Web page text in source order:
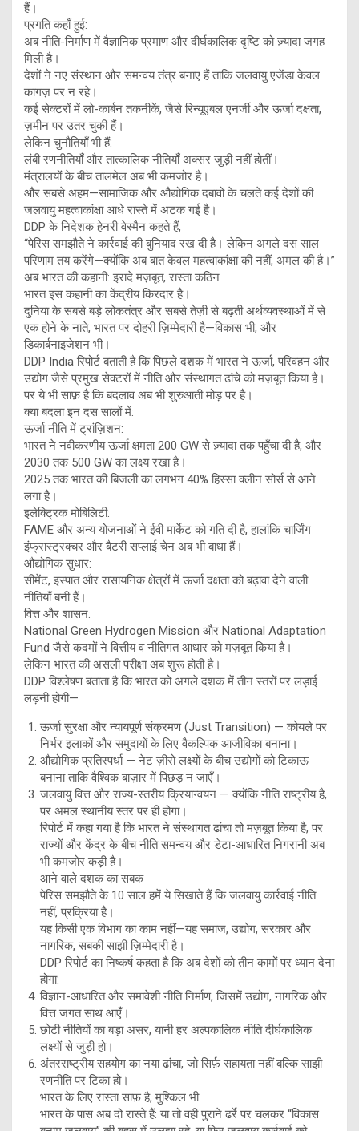
हैं।
प्रगति कहाँ हुई:
अब नीति-निर्माण में वैज्ञानिक प्रमाण और दीर्घकालिक दृष्टि को ज़्यादा जगह
मिली है।
देशों ने नए संस्थान और समन्वय तंत्र बनाए हैं ताकि जलवायु एजेंडा केवल
कागज़ पर न रहे।
कई सेक्टरों में लो-कार्बन तकनीकें, जैसे रिन्यूएबल एनर्जी और ऊर्जा दक्षता,
ज़मीन पर उतर चुकी हैं।
लेकिन चुनौतियाँ भी हैं:
लंबी रणनीतियाँ और तात्कालिक नीतियाँ अक्सर जुड़ी नहीं होतीं।
मंत्रालयों के बीच तालमेल अब भी कमजोर है।
और सबसे अहम—सामाजिक और औद्योगिक दबावों के चलते कई देशों की
जलवायु महत्वाकांक्षा आधे रास्ते में अटक गई है।
DDP के निदेशक हेनरी वेस्मैन कहते हैं,
“पेरिस समझौते ने कार्रवाई की बुनियाद रख दी है। लेकिन अगले दस साल
परिणाम तय करेंगे—क्योंकि अब बात केवल महत्वाकांक्षा की नहीं, अमल की है।”
अब भारत की कहानी: इरादे मज़बूत, रास्ता कठिन
भारत इस कहानी का केंद्रीय किरदार है।
दुनिया के सबसे बड़े लोकतंत्र और सबसे तेज़ी से बढ़ती अर्थव्यवस्थाओं में से
एक होने के नाते, भारत पर दोहरी ज़िम्मेदारी है—विकास भी, और
डिकार्बनाइजेशन भी।
DDP India रिपोर्ट बताती है कि पिछले दशक में भारत ने ऊर्जा, परिवहन और
उद्योग जैसे प्रमुख सेक्टरों में नीति और संस्थागत ढांचे को मज़बूत किया है।
पर ये भी साफ़ है कि बदलाव अब भी शुरुआती मोड़ पर है।
क्या बदला इन दस सालों में:
ऊर्जा नीति में ट्रांज़िशन:
भारत ने नवीकरणीय ऊर्जा क्षमता 200 GW से ज़्यादा तक पहुँचा दी है, और
2030 तक 500 GW का लक्ष्य रखा है।
2025 तक भारत की बिजली का लगभग 40% हिस्सा क्लीन सोर्स से आने
लगा है।
इलेक्ट्रिक मोबिलिटी:
FAME और अन्य योजनाओं ने ईवी मार्केट को गति दी है, हालांकि चार्जिंग
इंफ्रास्ट्रक्चर और बैटरी सप्लाई चेन अब भी बाधा हैं।
औद्योगिक सुधार:
सीमेंट, इस्पात और रासायनिक क्षेत्रों में ऊर्जा दक्षता को बढ़ावा देने वाली
नीतियाँ बनी हैं।
वित्त और शासन:
National Green Hydrogen Mission और National Adaptation
Fund जैसे कदमों ने वित्तीय व नीतिगत आधार को मज़बूत किया है।
लेकिन भारत की असली परीक्षा अब शुरू होती है।
DDP विश्लेषण बताता है कि भारत को अगले दशक में तीन स्तरों पर लड़ाई
लड़नी होगी—
ऊर्जा सुरक्षा और न्यायपूर्ण संक्रमण (Just Transition) — कोयले पर
निर्भर इलाकों और समुदायों के लिए वैकल्पिक आजीविका बनाना।
औद्योगिक प्रतिस्पर्धा — नेट ज़ीरो लक्ष्यों के बीच उद्योगों को टिकाऊ
बनाना ताकि वैश्विक बाज़ार में पिछड़ न जाएँ।
जलवायु वित्त और राज्य-स्तरीय क्रियान्वयन — क्योंकि नीति राष्ट्रीय है,
पर अमल स्थानीय स्तर पर ही होगा।
रिपोर्ट में कहा गया है कि भारत ने संस्थागत ढांचा तो मज़बूत किया है, पर
राज्यों और केंद्र के बीच नीति समन्वय और डेटा-आधारित निगरानी अब
भी कमजोर कड़ी है।
आने वाले दशक का सबक
पेरिस समझौते के 10 साल हमें ये सिखाते हैं कि जलवायु कार्रवाई नीति
नहीं, प्रक्रिया है।
यह किसी एक विभाग का काम नहीं—यह समाज, उद्योग, सरकार और
नागरिक, सबकी साझी ज़िम्मेदारी है।
DDP रिपोर्ट का निष्कर्ष कहता है कि अब देशों को तीन कामों पर ध्यान देना
होगा:
विज्ञान-आधारित और समावेशी नीति निर्माण, जिसमें उद्योग, नागरिक और
वित्त जगत साथ आएँ।
छोटी नीतियों का बड़ा असर, यानी हर अल्पकालिक नीति दीर्घकालिक
लक्ष्यों से जुड़ी हो।
अंतरराष्ट्रीय सहयोग का नया ढांचा, जो सिर्फ़ सहायता नहीं बल्कि साझी
रणनीति पर टिका हो।
भारत के लिए रास्ता साफ़ है, मुश्किल भी
भारत के पास अब दो रास्ते हैं: या तो वही पुराने ढर्रे पर चलकर “विकास